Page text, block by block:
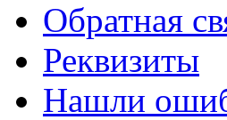
Обратная
Реквизиты
Нашли